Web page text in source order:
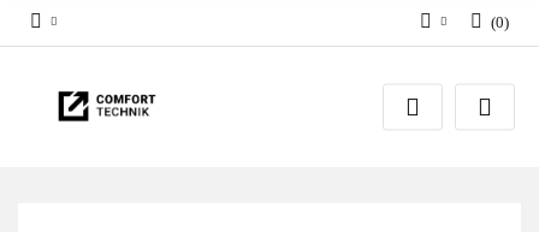
Zaloguj się
Zarejestruj się
(0)